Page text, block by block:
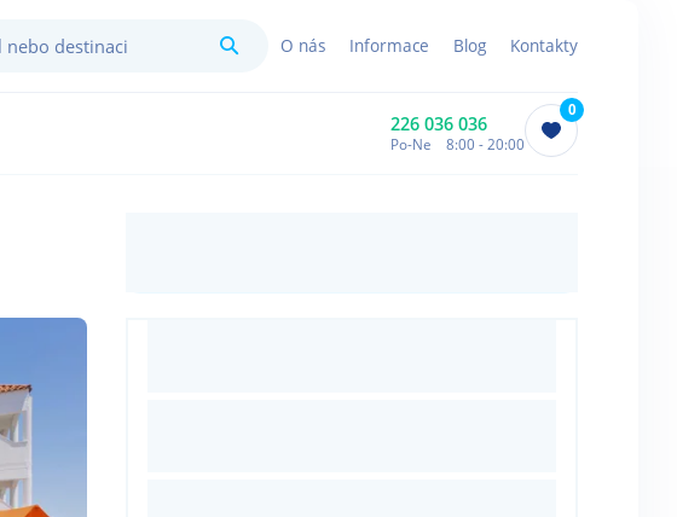
HledatO nás Informace Blog Kontakty
226 036 036
Po-Ne 8:00 - 20:00
0